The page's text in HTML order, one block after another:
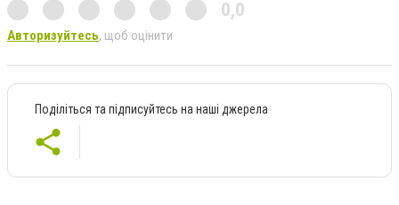
0,0
Авторизуйтесь, щоб оцінити
Поділіться та підписуйтесь на наші джерела